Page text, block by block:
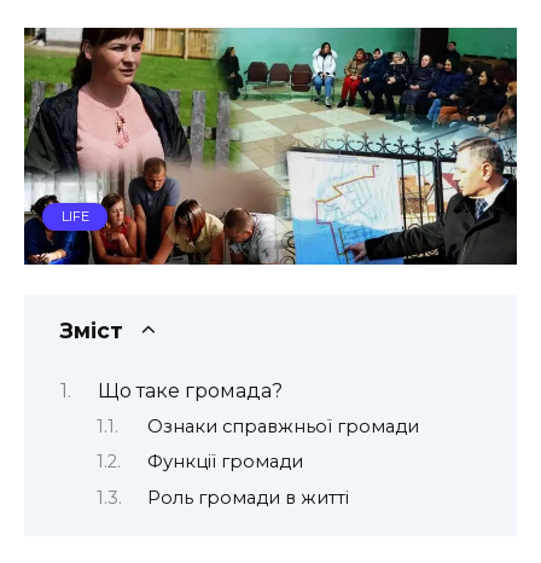
LIFE
Зміст
Що таке громада?
Ознаки справжньої громади
Функції громади
Роль громади в житті